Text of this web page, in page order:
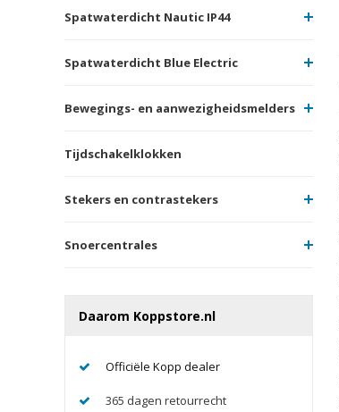
Spatwaterdicht Nautic IP44
Spatwaterdicht Blue Electric
Bewegings- en aanwezigheidsmelders
Tijdschakelklokken
Stekers en contrastekers
Snoercentrales
Daarom Koppstore.nl
Officiële Kopp dealer
365 dagen retourrecht